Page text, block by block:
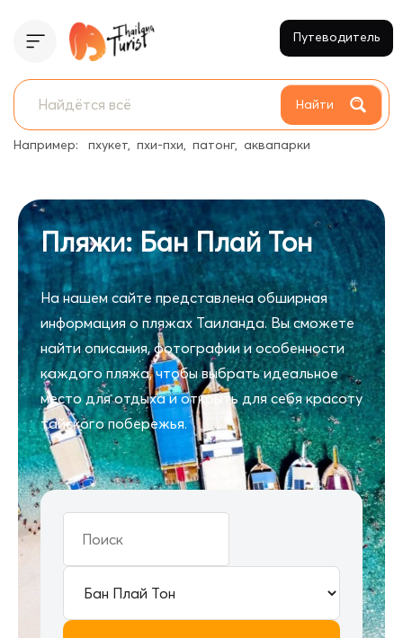
Найти
Например: пхукет пхи-пхи патонг аквапарки
Путеводитель
Пляжи: Бан Плай Тон
На нашем сайте представлена обширная
информация о пляжах Таиланда. Вы сможете
найти описания, фотографии и особенности
каждого пляжа, чтобы выбрать идеальное
место для отдыха и открыть для себя красоту
тайского побережья.